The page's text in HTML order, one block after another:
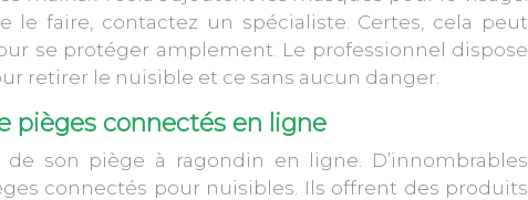
le faire, contactez un spécialiste. Certes, cela peut
se protéger amplement. Le professionnel dispose
retirer le nuisible et ce sans aucun danger.
pièges connectés en ligne
de son piège à ragondin en ligne. D’innombrables
connectés pour nuisibles. Ils offrent des produits